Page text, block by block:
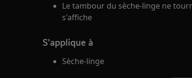
Le tambour du sèche-linge ne
s'affiche
S'applique à
Sèche-linge